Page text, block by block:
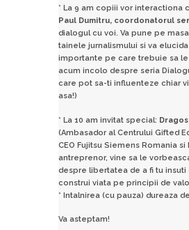
* La 9 am copiii vor interactiona
Paul Dumitru, coordonatorul
dialogul cu voi. Va pune pe
tainele jurnalismului si va
importante pe care trebuie sa
acum incolo despre seria
care pot sa-ti influenteze chiar
asa!)
* La 10 am invitat special:
(Ambasador al Centrului Gifted
CEO Fujitsu Siemens Romania si
antreprenor, vine sa le
despre libertatea de a fi tu insuti
construi viata pe principii de
* Intalnirea (cu pauza) dureaza
Va asteptam!